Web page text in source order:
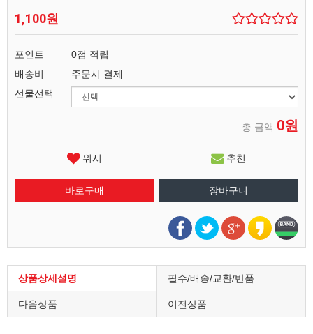
1,100원
포인트
0점 적립
배송비
주문시 결제
선물선택
총 금액 0원
위시 추천
상품상세설명 필수/배송/교환/반품
다음상품 이전상품